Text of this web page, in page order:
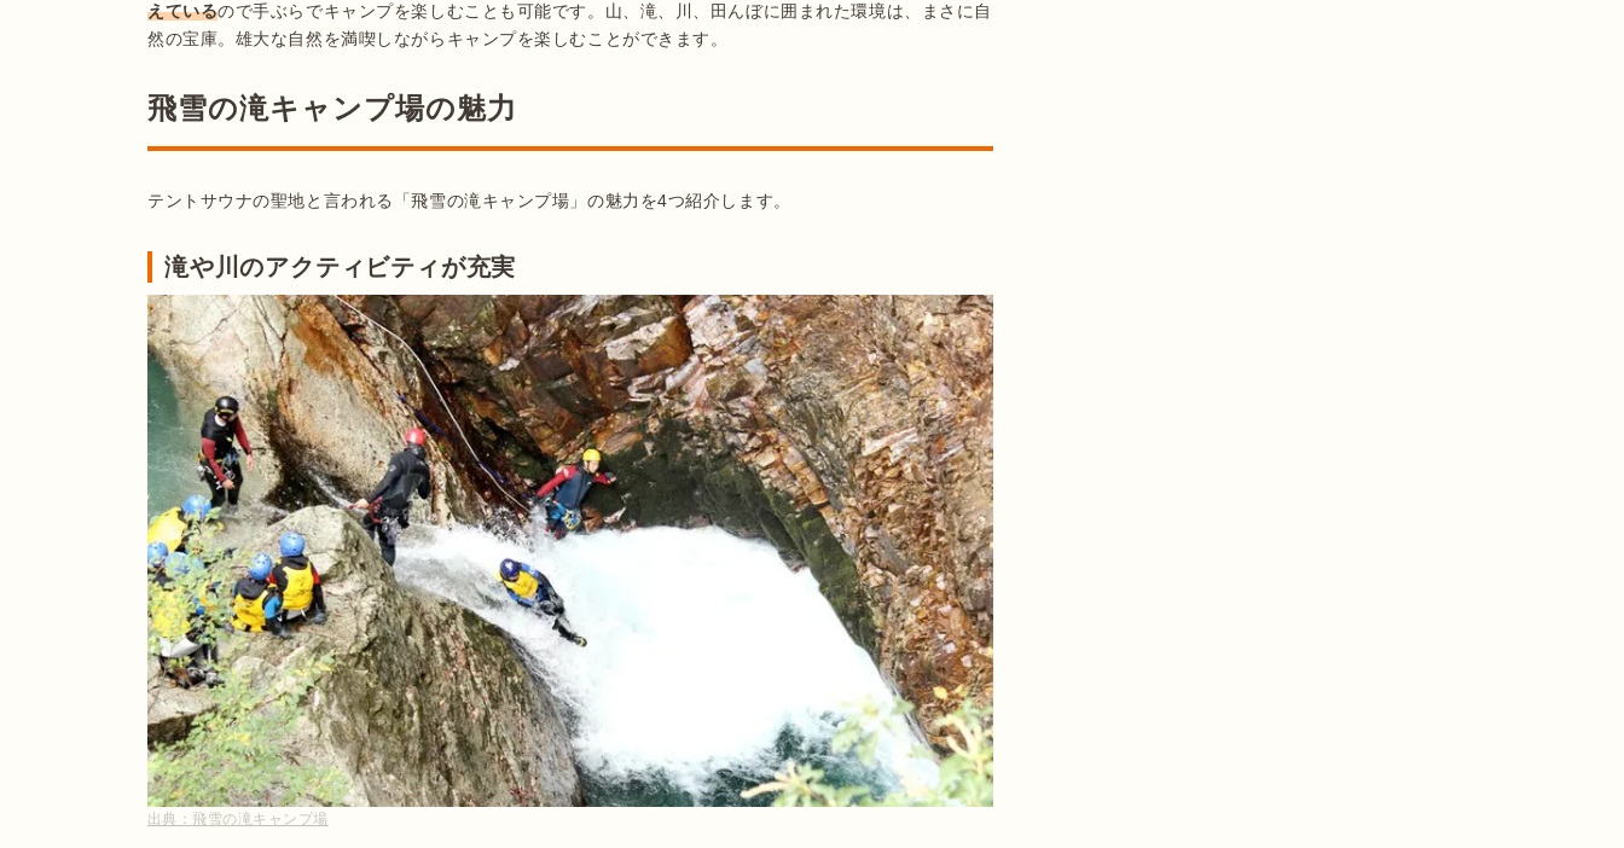
えているので手ぶらでキャンプを楽しむことも可能です。山、滝、川、田んぼに囲まれた環境は、まさに自
飛雪の滝キャンプ場の魅力
テントサウナの聖地と言われる「飛雪の滝キャンプ場」の魅力を4つ紹介します。
滝や川のアクティビティが充実
出典： 飛雪の滝キャンプ場